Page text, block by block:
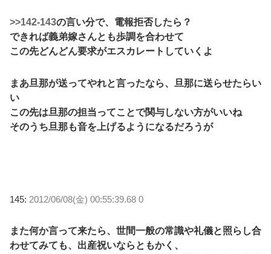
>>142-143の言い分で、電報拒否したら？
できれば義弟嫁さんとも歩調を合わせて
この先どんどん要求がエスカレートしていくよ
まあ旦那が送ってやれと言ったなら、旦那に送らせたらい
い
この先は旦那の担当ってことで関与しない方がいいね
そのうち旦那も音を上げるようになるだろうが
145: 2012/06/08(金) 00:55:39.68 0
また何か言って来たら、世間一般の常識や礼儀と照らし合
わせてみても、出産祝いならともかく、